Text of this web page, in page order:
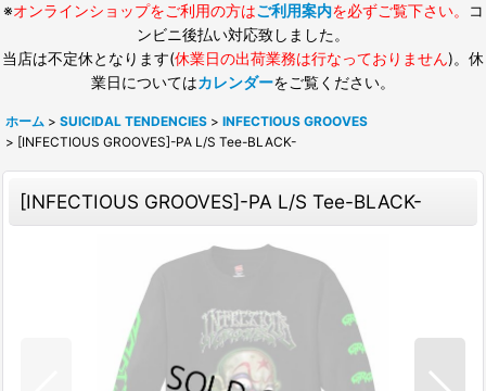
※オンラインショップをご利用の方はご利用案内を必ずご覧下さい。
コ
ンビニ後払い対応致しました。
当店は不定休となります(休業日の出荷業務は行なっておりません)。休
業日についてはカレンダーをご覧ください。
ホーム > SUICIDAL TENDENCIES > INFECTIOUS GROOVES
> [INFECTIOUS GROOVES]-PA L/S Tee-BLACK-
[INFECTIOUS GROOVES]-PA L/S Tee-BLACK-